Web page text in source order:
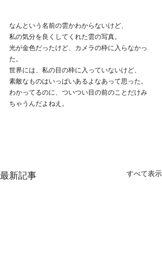
なんという名前の雲かわからないけど、
私の気分を良くしてくれた雲の写真。
光が金色だったけど、カメラの枠に入らなかっ
た。
世界には、私の目の枠に入っていないけど、
素敵なものはいっぱいあるよなあって思った。
わかってるのに、ついつい目の前のことだけみ
ちゃうんだよねえ。
最新記事 すべて表示